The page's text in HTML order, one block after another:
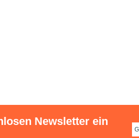
Newsletter ein